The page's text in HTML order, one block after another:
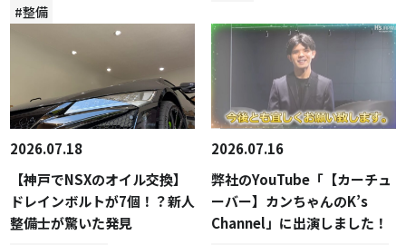
#整備
2026.07.18
【神戸でNSXのオイル交換】
ドレインボルトが7個！？新人
整備士が驚いた発見
2026.07.16
弊社のYouTube「【カーチュ
ーバー】カンちゃんのK’s
Channel」に出演しました！